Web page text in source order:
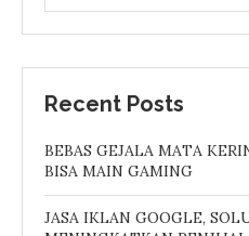
Recent Posts
BEBAS GEJALA MATA
BISA MAIN GAMING
JASA IKLAN GOOGLE,